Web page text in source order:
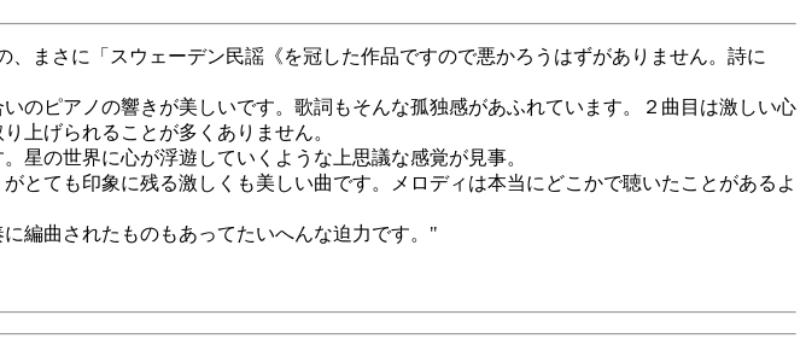
まさに「スウェーデン民謡《を冠した作品ですので悪かろうはずがありません。詩に
のピアノの響きが美しいです。歌詞もそんな孤独感があふれています。２曲目は激しい心
上げられることが多くありません。
星の世界に心が浮遊していくような上思議な感覚が見事。
とても印象に残る激しくも美しい曲です。メロディは本当にどこかで聴いたことがあるよ
編曲されたものもあってたいへんな迫力です。"